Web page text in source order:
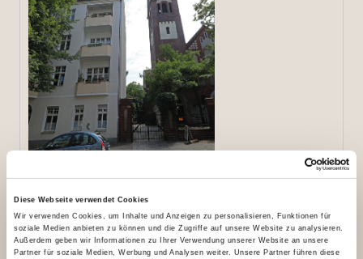
Diese Webseite verwendet Cookies
Wir verwenden Cookies, um Inhalte und Anzeigen zu personalisieren, Funktionen für
soziale Medien anbieten zu können und die Zugriffe auf unsere Website zu analysieren.
Außerdem geben wir Informationen zu Ihrer Verwendung unserer Website an unsere
Partner für soziale Medien, Werbung und Analysen weiter. Unsere Partner führen diese
Die Einrichtung neben der St. Eduard-Kirche. Foto: